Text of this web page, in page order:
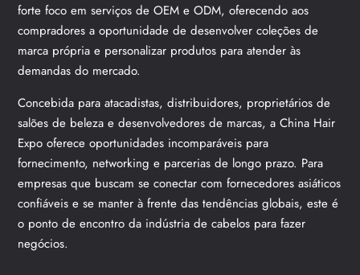
forte foco em serviços de OEM e ODM, oferecendo aos
compradores a oportunidade de desenvolver coleções de
marca própria e personalizar produtos para atender às
demandas do mercado.
Concebida para atacadistas, distribuidores, proprietários de
salões de beleza e desenvolvedores de marcas, a China Hair
Expo oferece oportunidades incomparáveis para
fornecimento, networking e parcerias de longo prazo. Para
empresas que buscam se conectar com fornecedores asiáticos
confiáveis e se manter à frente das tendências globais, este é
o ponto de encontro da indústria de cabelos para fazer
negócios.